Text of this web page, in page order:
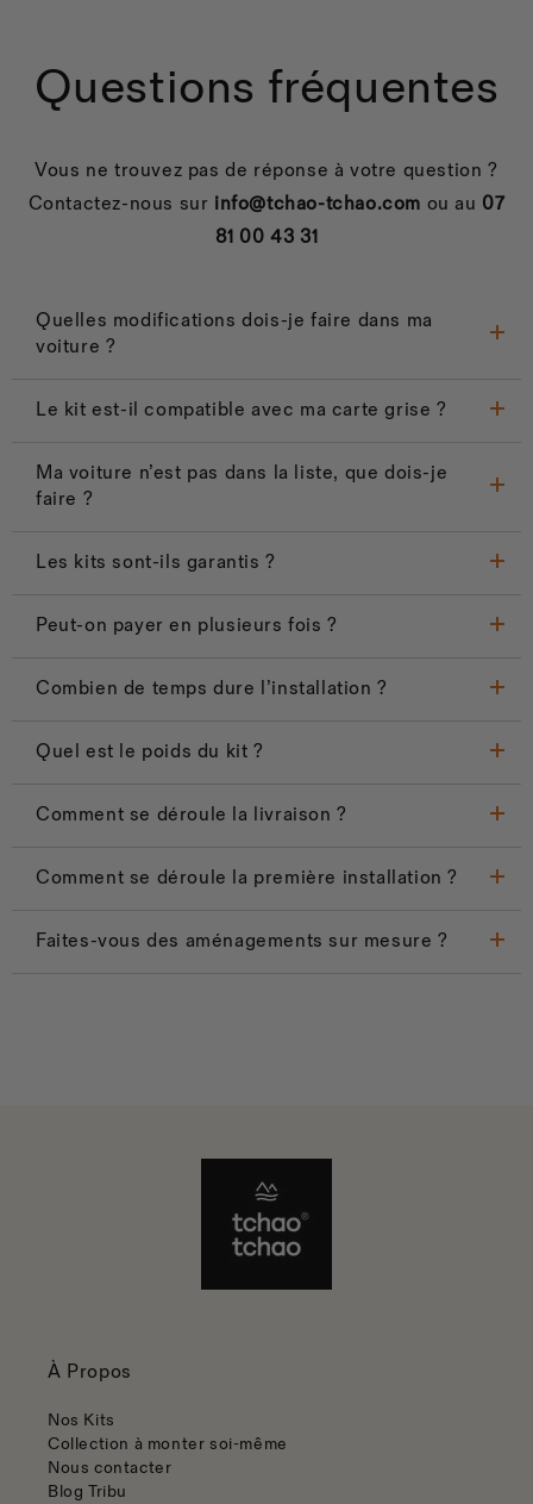
Questions fréquentes
Vous ne trouvez pas de réponse à votre question ?
Contactez-nous sur info@tchao-tchao.com ou au 07
81 00 43 31
Quelles modifications dois-je faire dans ma
voiture ?
Le kit est-il compatible avec ma carte grise ?
Ma voiture n’est pas dans la liste, que dois-je
faire ?
Les kits sont-ils garantis ?
Peut-on payer en plusieurs fois ?
Combien de temps dure l’installation ?
Quel est le poids du kit ?
Comment se déroule la livraison ?
Comment se déroule la première installation ?
Faites-vous des aménagements sur mesure ?
À Propos
Nos Kits
Collection à monter soi-même
Nous contacter
Blog Tribu